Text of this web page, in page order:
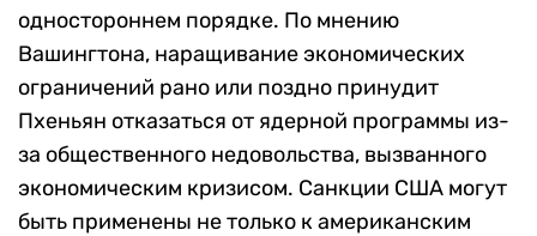
одностороннем порядке. По мнению
Вашингтона, наращивание экономических
ограничений рано или поздно принудит
Пхеньян отказаться от ядерной программы из-
за общественного недовольства, вызванного
экономическим кризисом. Санкции США могут
быть применены не только к американским